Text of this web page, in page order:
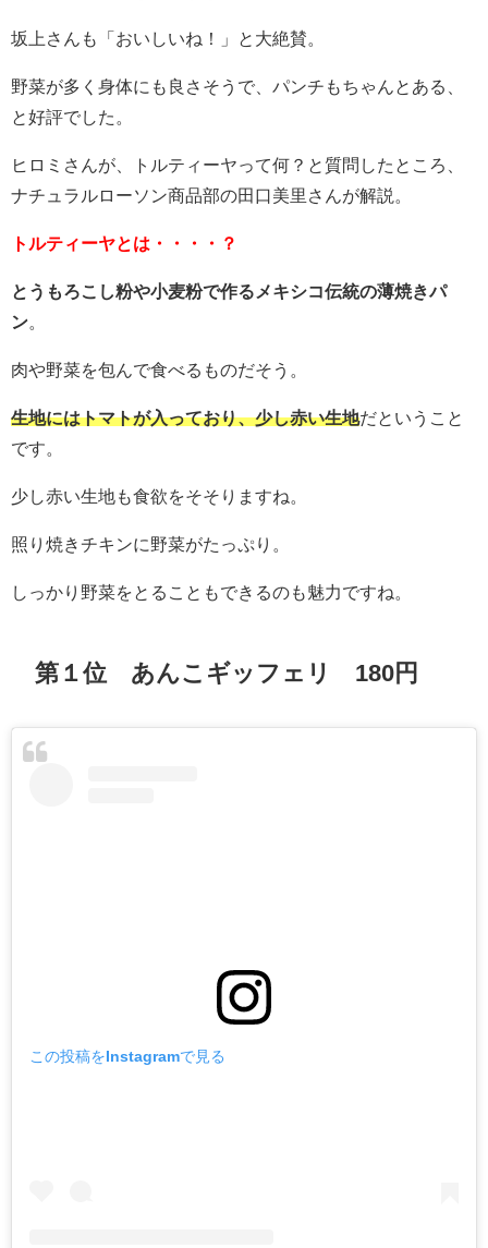
坂上さんも「おいしいね！」と大絶賛。
野菜が多く身体にも良さそうで、パンチもちゃんとある、
と好評でした。
ヒロミさんが、トルティーヤって何？と質問したところ、
ナチュラルローソン商品部の田口美里さんが解説。
トルティーヤとは・・・・？
とうもろこし粉や小麦粉で作るメキシコ伝統の薄焼きパ
ン
肉や野菜を包んで食べるものだそう。
生地にはトマトが入っており、少し赤い生地だということ
です。
少し赤い生地も食欲をそそりますね。
照り焼きチキンに野菜がたっぷり。
しっかり野菜をとることもできるのも魅力ですね。
第１位 あんこギッフェリ 180円
この投稿をInstagramで見る